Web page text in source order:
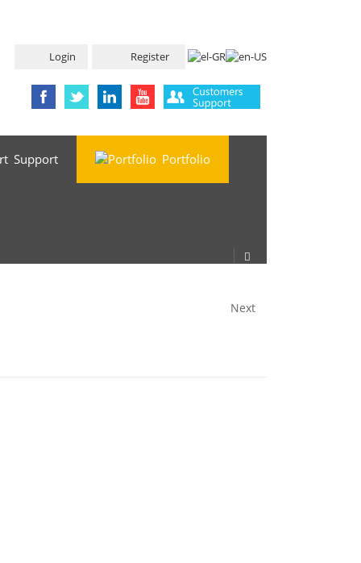
Login Register
Support Portfolio
Next